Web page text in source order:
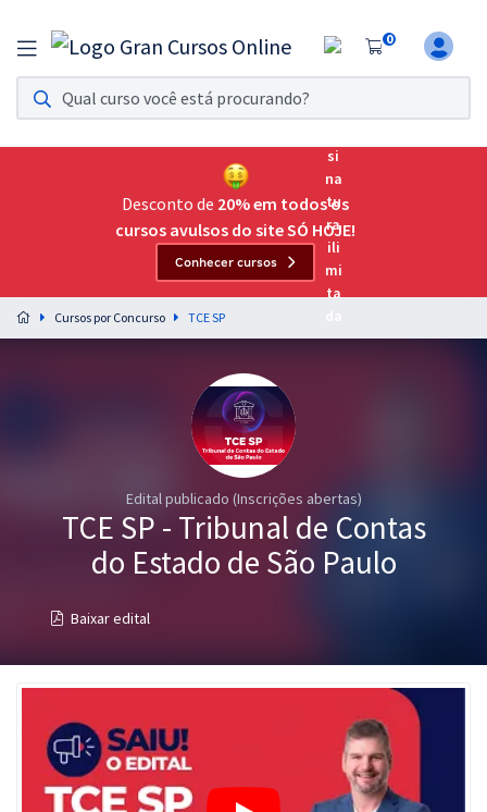
0
Assinatura Ilimitada 11
Acesso a todos os cursos. Teste grátis por 7 dias!
Assinatura OAB Até Passar
Acesso ilimitado a toda preparação para o Exame da
Preparação completa e intensiva para as principais
residências em saúde do Brasil
Graduação
Conteúdo gratuito
Blog
Desconto de 20% em todos os
cursos avulsos do site SÓ HOJE!
Conhecer cursos
Cursos por Concurso TCE SP
Edital publicado (Inscrições abertas)
TCE SP - Tribunal de Contas
do Estado de São Paulo
Baixar edital